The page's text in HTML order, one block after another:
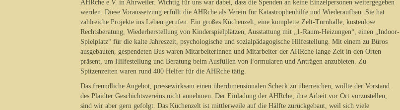
AHRche e.V. in Ahrweiler. Wichtig für uns war dabei, dass die Spenden an keine Einzelpersonen weitergegeben
werden. Diese Voraussetzung erfüllt die AHRche als Verein für Katastrophenhilfe und Wiederaufbau. Sie hat
zahlreiche Projekte ins Leben gerufen: Ein großes Küchenzelt, eine komplette Zelt-Turnhalle, kostenlose
Rechtsberatung, Wiederherstellung von Kinderspielplätzen, Ausstattung mit „1-Raum-Heizungen“, einen „Indoor-
Spielplatz“ für die kalte Jahreszeit, psychologische und sozialpädagogische Hilfestellung. Mit einem zu Büros
ausgebauten, gespendeten Bus waren Mitarbeiterinnen und Mitarbeiter der AHRche lange Zeit in den Orten
präsent, um Hilfestellung und Beratung beim Ausfüllen von Formularen und Anträgen anzubieten. Zu
Spitzenzeiten waren rund 400 Helfer für die AHRche tätig.
Das freundliche Angebot, pressewirksam einen überdimensionalen Scheck zu überreichen, wollte der Vorstand
des Plaidter Geschichtsvereins nicht annehmen. Der Einladung der AHRche, ihre Arbeit vor Ort vorzustellen,
sind wir aber gern gefolgt. Das Küchenzelt ist mittlerweile auf die Hälfte zurückgebaut, weil sich viele